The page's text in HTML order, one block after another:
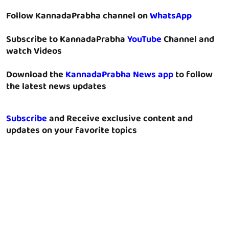
Follow KannadaPrabha channel onWhatsApp
Subscribe to KannadaPrabhaYouTubeChannel and
watch Videos
Download theKannadaPrabha News appto follow
the latest news updates
Subscribeand Receive exclusive content and
updates on your favorite topics